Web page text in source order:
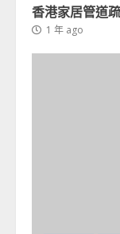
香港家居管道
1 年 ago